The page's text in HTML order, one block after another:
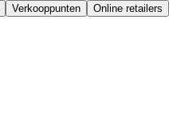
Verkooppunten Online retailers